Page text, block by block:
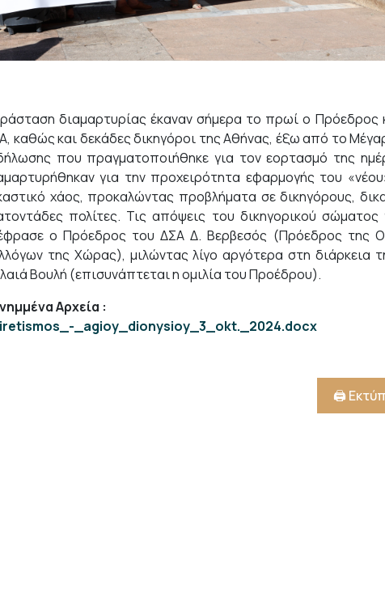
διαμαρτυρίας έκαναν σήμερα το πρωί ο Πρόεδρος
καθώς και δεκάδες δικηγόροι της Αθήνας, έξω από το
που πραγματοποιήθηκε για τον εορτασμό της
για την προχειρότητα εφαρμογής του
χάος, προκαλώντας προβλήματα σε δικηγόρους,
πολίτες. Τις απόψεις του δικηγορικού
ο Πρόεδρος του ΔΣΑ Δ. Βερβεσός (Πρόεδρος της
της Χώρας), μιλώντας λίγο αργότερα στη
Βουλή (επισυνάπτεται η ομιλία του Προέδρου).
Αρχεία :
_agioy_dionysioy_3_okt._2024.docx
🖨️